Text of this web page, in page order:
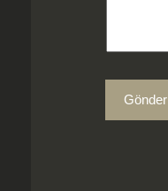
Gönder